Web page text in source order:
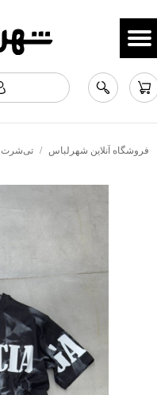
حساب کاربری من
تغییر گذر واژه
سفارشات
خروج از حساب کاربری
فروشگاه آنلاین شهرلباس تی‌شرت